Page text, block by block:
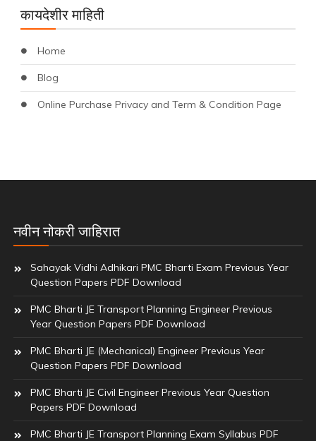
कायदेशीर माहिती
Home
Blog
Online Purchase Privacy and Term & Condition Page
नवीन नोकरी जाहिरात
Sahayak Vidhi Adhikari PMC Bharti Exam Previous Year
Question Papers PDF Download
PMC Bharti JE Transport Planning Engineer Previous
Year Question Papers PDF Download
PMC Bharti JE (Mechanical) Engineer Previous Year
Question Papers PDF Download
PMC Bharti JE Civil Engineer Previous Year Question
Papers PDF Download
PMC Bharti JE Transport Planning Exam Syllabus PDF